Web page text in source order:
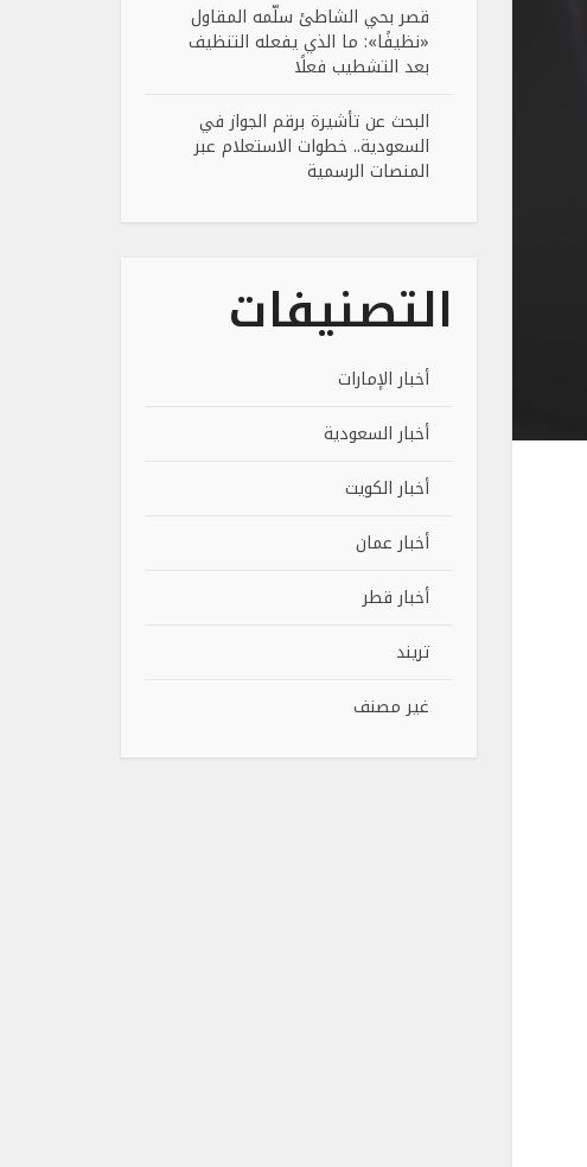
قصر بحي الشاطئ سلّمه المقاول
«نظيفًا»: ما الذي يفعله التنظيف
بعد التشطيب فعلًا
البحث عن تأشيرة برقم الجواز في
السعودية.. خطوات الاستعلام عبر
المنصات الرسمية
التصنيفات
أخبار الإمارات
أخبار السعودية
أخبار الكويت
أخبار عمان
أخبار قطر
تريند
غير مصنف